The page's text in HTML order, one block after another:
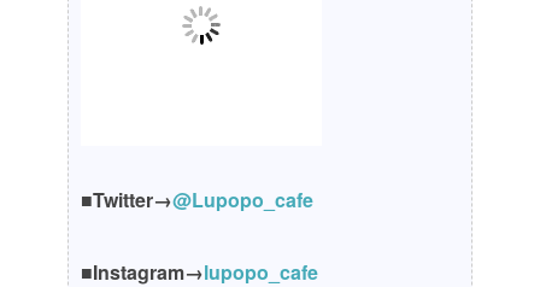
■Twitter→@Lupopo_cafe
■Instagram→lupopo_cafe